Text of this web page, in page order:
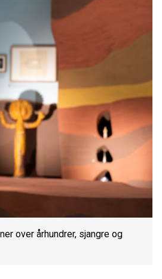
over århundrer, sjangre og